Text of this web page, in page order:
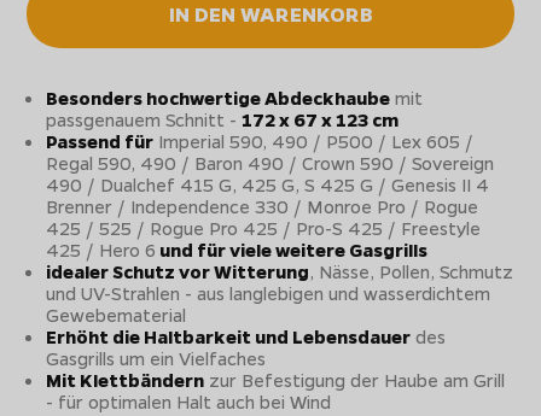
IN DEN WARENKORB
Besonders hochwertige Abdeckhaube mit
passgenauem Schnitt -172 x 67 x 123 cm
Passend für Imperial 590, 490 / P500 / Lex 605 /
Regal 590, 490 / Baron 490 / Crown 590 / Sovereign
490 / Dualchef 415 G, 425 G, S 425 G / Genesis II 4
Brenner / Independence 330 / Monroe Pro / Rogue
425 / 525 / Rogue Pro 425 / Pro-S 425 / Freestyle
425 / Hero 6 und für viele weitere Gasgrills
idealer Schutz vor Witterung, Nässe, Pollen, Schmutz
und UV-Strahlen - aus langlebigen und wasserdichtem
Gewebematerial
Erhöht die Haltbarkeit und Lebensdauer des
Gasgrills um ein Vielfaches
Mit Klettbändern zur Befestigung der Haube am Grill
- für optimalen Halt auch bei Wind